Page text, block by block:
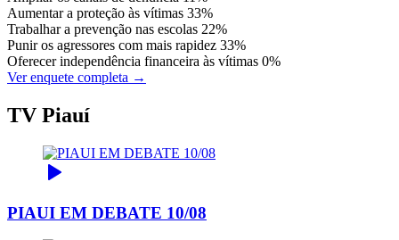
Aumentar a proteção às vítimas 33%
Trabalhar a prevenção nas escolas 22%
Punir os agressores com mais rapidez 33%
Oferecer independência financeira às vítimas 0%
Ver enquete completa →
TV Piauí
PIAUI EM DEBATE 10/08